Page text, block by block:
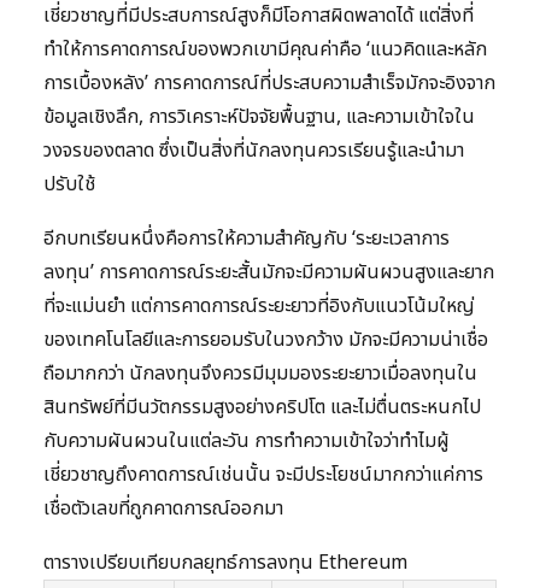
เชี่ยวชาญที่มีประสบการณ์สูงก็มีโอกาสผิดพลาดได้ แต่สิ่งที่
ทำให้การคาดการณ์ของพวกเขามีคุณค่าคือ ‘แนวคิดและหลัก
การเบื้องหลัง’ การคาดการณ์ที่ประสบความสำเร็จมักจะอิงจาก
ข้อมูลเชิงลึก, การวิเคราะห์ปัจจัยพื้นฐาน, และความเข้าใจใน
วงจรของตลาด ซึ่งเป็นสิ่งที่นักลงทุนควรเรียนรู้และนำมา
ปรับใช้
อีกบทเรียนหนึ่งคือการให้ความสำคัญกับ ‘ระยะเวลาการ
ลงทุน’ การคาดการณ์ระยะสั้นมักจะมีความผันผวนสูงและยาก
ที่จะแม่นยำ แต่การคาดการณ์ระยะยาวที่อิงกับแนวโน้มใหญ่
ของเทคโนโลยีและการยอมรับในวงกว้าง มักจะมีความน่าเชื่อ
ถือมากกว่า นักลงทุนจึงควรมีมุมมองระยะยาวเมื่อลงทุนใน
สินทรัพย์ที่มีนวัตกรรมสูงอย่างคริปโต และไม่ตื่นตระหนกไป
กับความผันผวนในแต่ละวัน การทำความเข้าใจว่าทำไมผู้
เชี่ยวชาญถึงคาดการณ์เช่นนั้น จะมีประโยชน์มากกว่าแค่การ
เชื่อตัวเลขที่ถูกคาดการณ์ออกมา
ตารางเปรียบเทียบกลยุทธ์การลงทุน Ethereum